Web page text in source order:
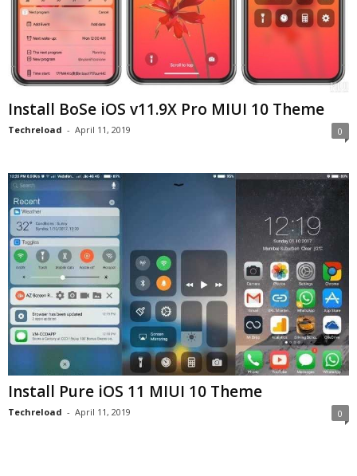
Install BoSe iOS v11.9X Pro MIUI 10 Theme
Techreload - April 11, 2019 0
Install Pure iOS 11 MIUI 10 Theme
Techreload - April 11, 2019 0